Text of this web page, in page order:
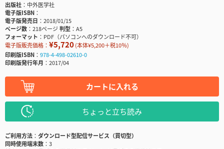
出版社
中外医学社
電子版ISBN
電子版発売日
2018/01/15
ページ数
218ページ判型
A5
フォーマット
PDF（パソコンへのダウンロード不可）
電子版販売価格： ¥5,720(本体¥5,200＋税10％)
印刷版ISBN
978-4-498-02610-0
印刷版発行年月
2017/04
カートに入れる
ちょっと立ち読み
ご利用方法
ダウンロード型配信サービス（買切型）
同時使用端末数
3